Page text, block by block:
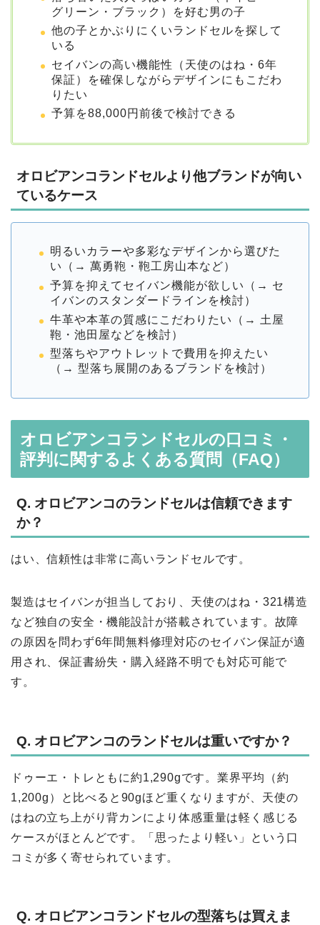
グリーン・ブラック）を好む男の子
他の子とかぶりにくいランドセルを探して
いる
セイバンの高い機能性（天使のはね・6年
保証）を確保しながらデザインにもこだわ
りたい
予算を88,000円前後で検討できる
オロビアンコランドセルより他ブランドが向い
ているケース
明るいカラーや多彩なデザインから選びた
い（→ 萬勇鞄・鞄工房山本など）
予算を抑えてセイバン機能が欲しい（→ セ
イバンのスタンダードラインを検討）
牛革や本革の質感にこだわりたい（→ 土屋
鞄・池田屋などを検討）
型落ちやアウトレットで費用を抑えたい
（→ 型落ち展開のあるブランドを検討）
オロビアンコランドセルの口コミ・
評判に関するよくある質問（FAQ）
Q. オロビアンコのランドセルは信頼できます
か？
はい、信頼性は非常に高いランドセルです。
製造はセイバンが担当しており、天使のはね・321構造
など独自の安全・機能設計が搭載されています。故障
の原因を問わず6年間無料修理対応のセイバン保証が適
用され、保証書紛失・購入経路不明でも対応可能で
す。
Q. オロビアンコのランドセルは重いですか？
ドゥーエ・トレともに約1,290gです。業界平均（約
1,200g）と比べると90gほど重くなりますが、天使の
はねの立ち上がり背カンにより体感重量は軽く感じる
ケースがほとんどです。「思ったより軽い」という口
コミが多く寄せられています。
Q. オロビアンコランドセルの型落ちは買えま